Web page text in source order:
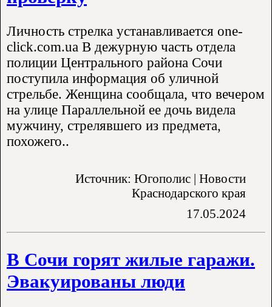
Личность стрелка устанавливается one-
click.com.ua В дежурную часть отдела
полиции Центрального района Сочи
поступила информация об уличной
стрельбе. Женщина сообщала, что вечером
на улице Параллельной ее дочь видела
мужчину, стрелявшего из предмета,
похожего..
Источник: Югополис | Новости
Краснодарского края
17.05.2024
В Сочи горят жилые гаражи.
Эвакуированы люди